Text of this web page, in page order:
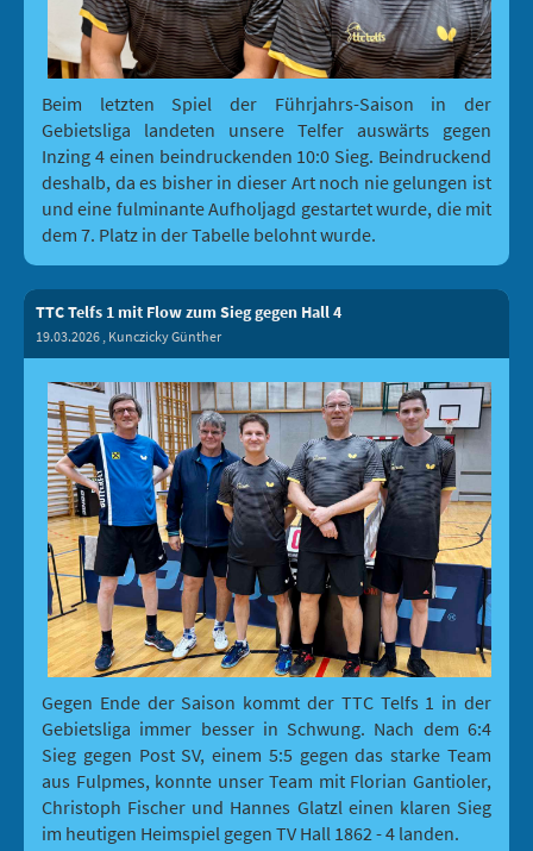
Beim letzten Spiel der Führjahrs-Saison in der
Gebietsliga landeten unsere Telfer auswärts gegen
Inzing 4 einen beindruckenden 10:0 Sieg. Beindruckend
deshalb, da es bisher in dieser Art noch nie gelungen ist
und eine fulminante Aufholjagd gestartet wurde, die mit
dem 7. Platz in der Tabelle belohnt wurde.
TTC Telfs 1 mit Flow zum Sieg gegen Hall 4
19.03.2026 , Kunczicky Günther
Gegen Ende der Saison kommt der TTC Telfs 1 in der
Gebietsliga immer besser in Schwung. Nach dem 6:4
Sieg gegen Post SV, einem 5:5 gegen das starke Team
aus Fulpmes, konnte unser Team mit Florian Gantioler,
Christoph Fischer und Hannes Glatzl einen klaren Sieg
im heutigen Heimspiel gegen TV Hall 1862 - 4 landen.